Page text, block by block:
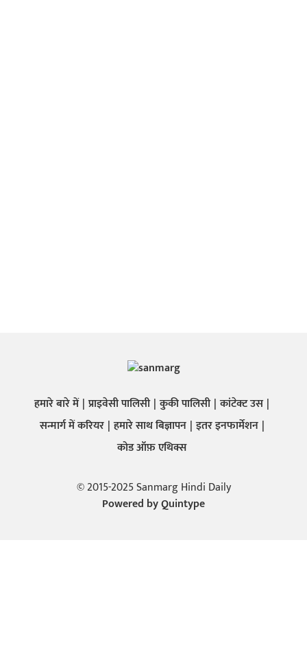
हमारे बारे में प्राइवेसी पालिसी कुकी पालिसी कांटेक्ट उस
सन्मार्ग में करियर हमारे साथ बिज्ञापन इतर इनफार्मेशन
कोड ऑफ़ एथिक्स
© 2015-2025 Sanmarg Hindi Daily
Powered byQuintype